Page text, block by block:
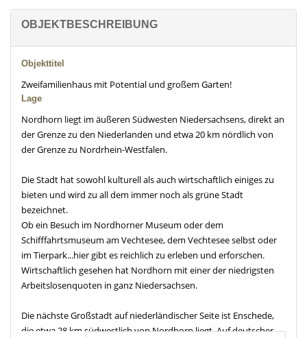
OBJEKTBESCHREIBUNG
Objekttitel
Zweifamilienhaus mit Potential und großem Garten!
Lage
Nordhorn liegt im äußeren Südwesten Niedersachsens, direkt an
der Grenze zu den Niederlanden und etwa 20 km nördlich von
der Grenze zu Nordrhein-Westfalen.
Die Stadt hat sowohl kulturell als auch wirtschaftlich einiges zu
bieten und wird zu all dem immer noch als grüne Stadt
bezeichnet.
Ob ein Besuch im Nordhorner Museum oder dem
Schifffahrtsmuseum am Vechtesee, dem Vechtesee selbst oder
im Tierpark...hier gibt es reichlich zu erleben und erforschen.
Wirtschaftlich gesehen hat Nordhorn mit einer der niedrigsten
Arbeitslosenquoten in ganz Niedersachsen.
Die nächste Großstadt auf niederländischer Seite ist Enschede,
die etwa 28 km südwestlich von Nordhorn liegt. Auf deutscher